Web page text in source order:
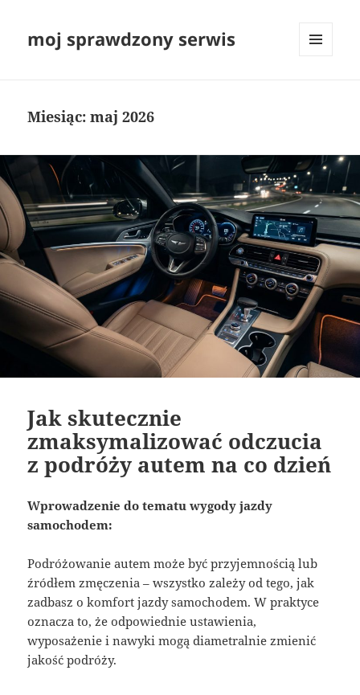
moj sprawdzony serwis
Miesiąc:maj 2026
Jak skutecznie
zmaksymalizować odczucia
z podróży autem na co dzień
Wprowadzenie do tematu wygody jazdy
samochodem:
Podróżowanie autem może być przyjemnością lub
źródłem zmęczenia – wszystko zależy od tego, jak
zadbasz o komfort jazdy samochodem. W praktyce
oznacza to, że odpowiednie ustawienia,
wyposażenie i nawyki mogą diametralnie zmienić
jakość podróży.